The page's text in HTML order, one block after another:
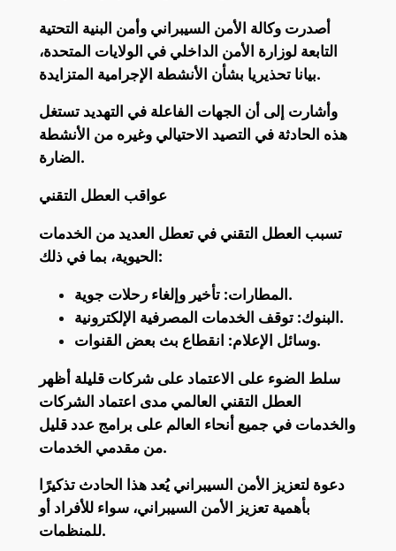
أصدرت وكالة الأمن السيبراني وأمن البنية التحتية
التابعة لوزارة الأمن الداخلي في الولايات المتحدة،
بيانا تحذيريا بشأن الأنشطة الإجرامية المتزايدة.
وأشارت إلى أن الجهات الفاعلة في التهديد تستغل
هذه الحادثة في التصيد الاحتيالي وغيره من الأنشطة
الضارة.
عواقب العطل التقني
تسبب العطل التقني في تعطل العديد من الخدمات
الحيوية، بما في ذلك:
المطارات: تأخير وإلغاء رحلات جوية.
البنوك: توقف الخدمات المصرفية الإلكترونية.
وسائل الإعلام: انقطاع بث بعض القنوات.
سلط الضوء على الاعتماد على شركات قليلة أظهر
العطل التقني العالمي مدى اعتماد الشركات
والخدمات في جميع أنحاء العالم على برامج عدد قليل
من مقدمي الخدمات.
دعوة لتعزيز الأمن السيبراني يُعد هذا الحادث تذكيرًا
بأهمية تعزيز الأمن السيبراني، سواء للأفراد أو
للمنظمات.